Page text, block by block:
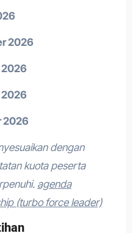
2026
2026
2026
2026
dengan
kuota peserta
agenda
(turbo force leader)